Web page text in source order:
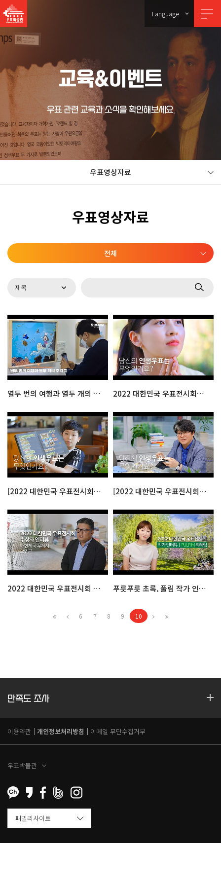
Language
교육&이벤트
우표 관련 교육과 소식을 확인해보세요.
우표영상자료
우표영상자료
전체
열두 번의 여행과 열두 개의 조각들 2022 대한민국 우표전시회로 소풍오세요 : 공식 홍보영상
[2022 대한민국 우표전시회] 인생우표찾기 ep.1 [2022 대한민국 우표전시회] 인생우표찾기 ep.2
2022 대한민국 우표전시회 국무총리상 인터뷰 푸릇푸릇 초록, 풀림 작가 인터뷰
6 7 8 9 10
만족도 조사
이용약관 개인정보처리방침 이메일 무단수집거부
우표박물관